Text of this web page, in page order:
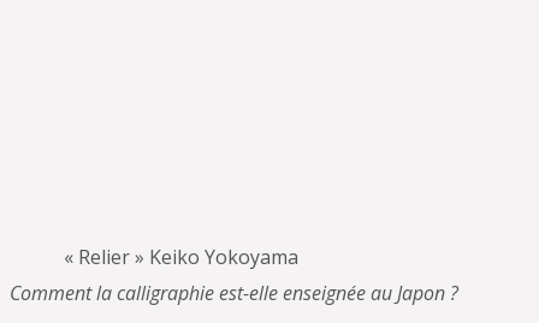
« Relier » Keiko Yokoyama
Comment la calligraphie est-elle enseignée au Japon ?